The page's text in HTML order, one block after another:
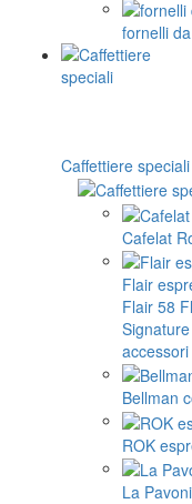
fornelli
Caffettiere speciali
Cafelat
Flair
Flair 58
Signature
accessori
Bellman
ROK
La Pavoni